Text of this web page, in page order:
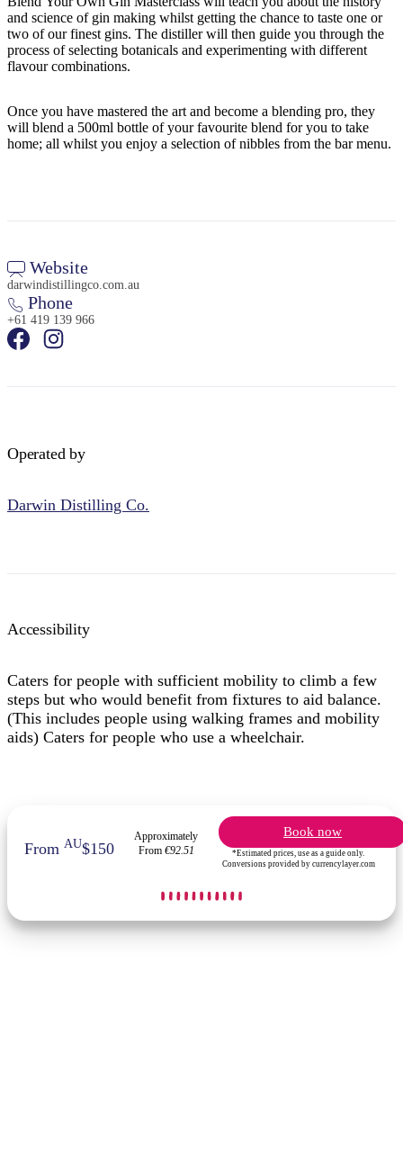
Rechercher:
and science of gin making whilst getting the chance to taste one or
two of our finest gins. The distiller will then guide you through the
process of selecting botanicals and experimenting with different
flavour combinations.
Once you have mastered the art and become a blending pro, they
will blend a 500ml bottle of your favourite blend for you to take
home; all whilst you enjoy a selection of nibbles from the bar menu.
Website
darwindistillingco.com.au
Phone
+61 419 139 966
Operated by
Darwin Distilling Co.
Accessibility
Caters for people with sufficient mobility to climb a few
steps but who would benefit from fixtures to aid balance.
(This includes people using walking frames and mobility
aids) Caters for people who use a wheelchair.
From AU$150
Approximately
From €92.51
Book now
*Estimated prices, use as a guide only.
Conversions provided by currencylayer.com